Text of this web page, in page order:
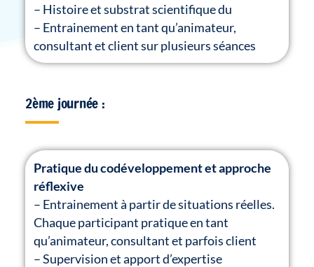
– Histoire et substrat scientifique du
– Entrainement en tant qu’animateur,
consultant et client sur plusieurs séances
2ème journée :
Pratique du codéveloppement et approche
réflexive
– Entrainement à partir de situations réelles.
Chaque participant pratique en tant
qu’animateur, consultant et parfois client
– Supervision et apport d’expertise